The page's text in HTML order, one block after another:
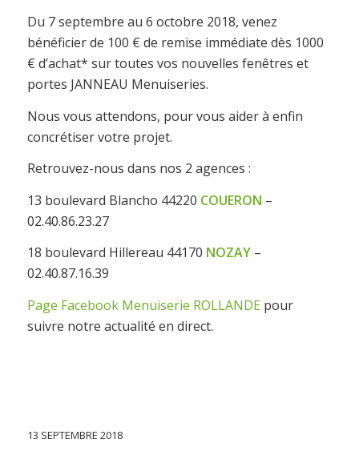
Du 7 septembre au 6 octobre 2018, venez
bénéficier de 100 € de remise immédiate dès 1000
€ d’achat* sur toutes vos nouvelles fenêtres et
portes JANNEAU Menuiseries.
Nous vous attendons, pour vous aider à enfin
concrétiser votre projet.
Retrouvez-nous dans nos 2 agences :
13 boulevard Blancho 44220 COUERON –
02.40.86.23.27
18 boulevard Hillereau 44170 NOZAY–
02.40.87.16.39
Page Facebook Menuiserie ROLLANDEpour
suivre notre actualité en direct.
13 SEPTEMBRE 2018